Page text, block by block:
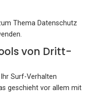
Thema Datenschutz
von Dritt­
Surf-Verhalten
geschieht vor allem mit